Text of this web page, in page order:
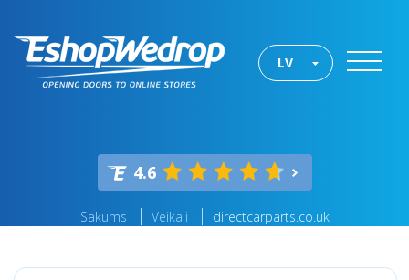
LV
4.6
Sākums Veikali directcarparts.co.uk